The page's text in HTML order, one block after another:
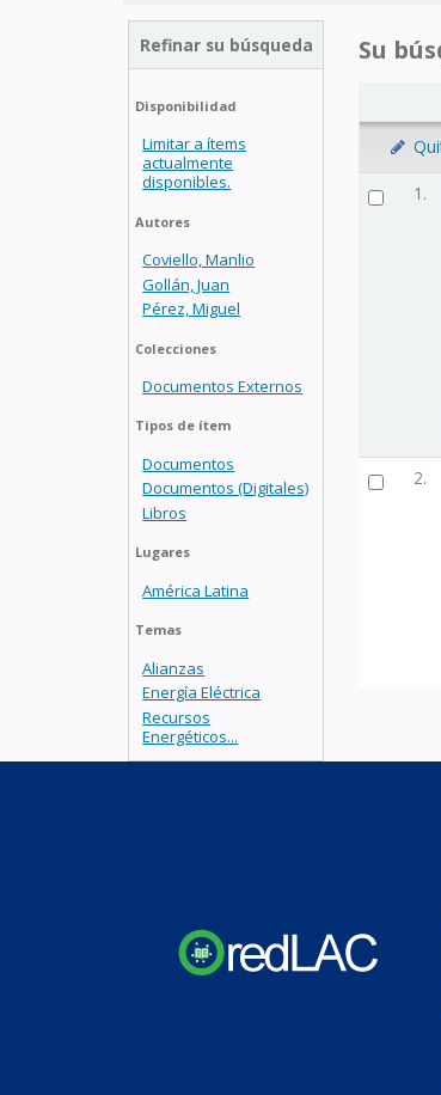
Refinar su búsqueda
Disponibilidad
Limitar a ítems
actualmente
disponibles.
Autores
Coviello, Manlio
Gollán, Juan
Pérez, Miguel
Colecciones
Documentos Externos
Tipos de ítem
Documentos
Documentos (Digitales)
Libros
Lugares
América Latina
Temas
Alianzas
Energía Eléctrica
Recursos
Energéticos...
Su
1.
2.